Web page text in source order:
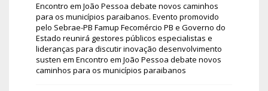
Encontro em João Pessoa debate novos caminhos
para os municípios paraibanos. Evento promovido
pelo Sebrae-PB Famup Fecomércio PB e Governo do
Estado reunirá gestores públicos especialistas e
lideranças para discutir inovação desenvolvimento
susten em Encontro em João Pessoa debate novos
caminhos para os municípios paraibanos